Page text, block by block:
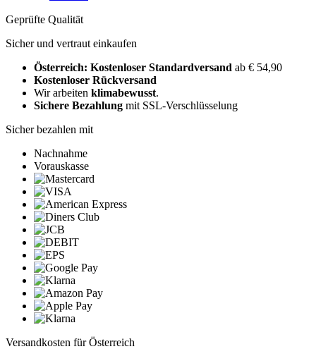
Geprüfte Qualität
Sicher und vertraut einkaufen
Österreich: Kostenloser Standardversand ab € 54,90
Kostenloser Rückversand
Wir arbeiten klimabewusst.
Sichere Bezahlung mit SSL-Verschlüsselung
Sicher bezahlen mit
Nachnahme
Vorauskasse
Versandkosten für Österreich